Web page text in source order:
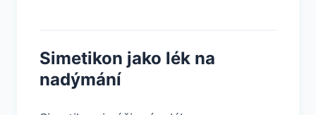
Simetikon jako lék na
nadýmání